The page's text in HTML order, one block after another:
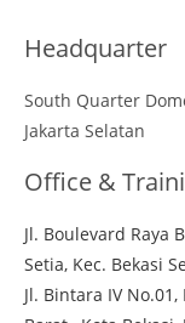
Headquarter
South Quarter
Jakarta Selatan
Office &
Jl. Boulevard Raya
Setia, Kec. Bekasi
Jl. Bintara IV No.01,